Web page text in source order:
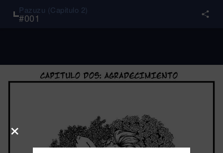
Pazuzu (Capitulo 2)
#001
×